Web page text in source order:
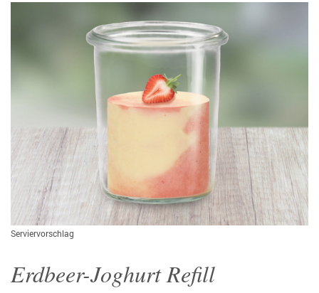
Serviervorschlag
Erdbeer-Joghurt Refill